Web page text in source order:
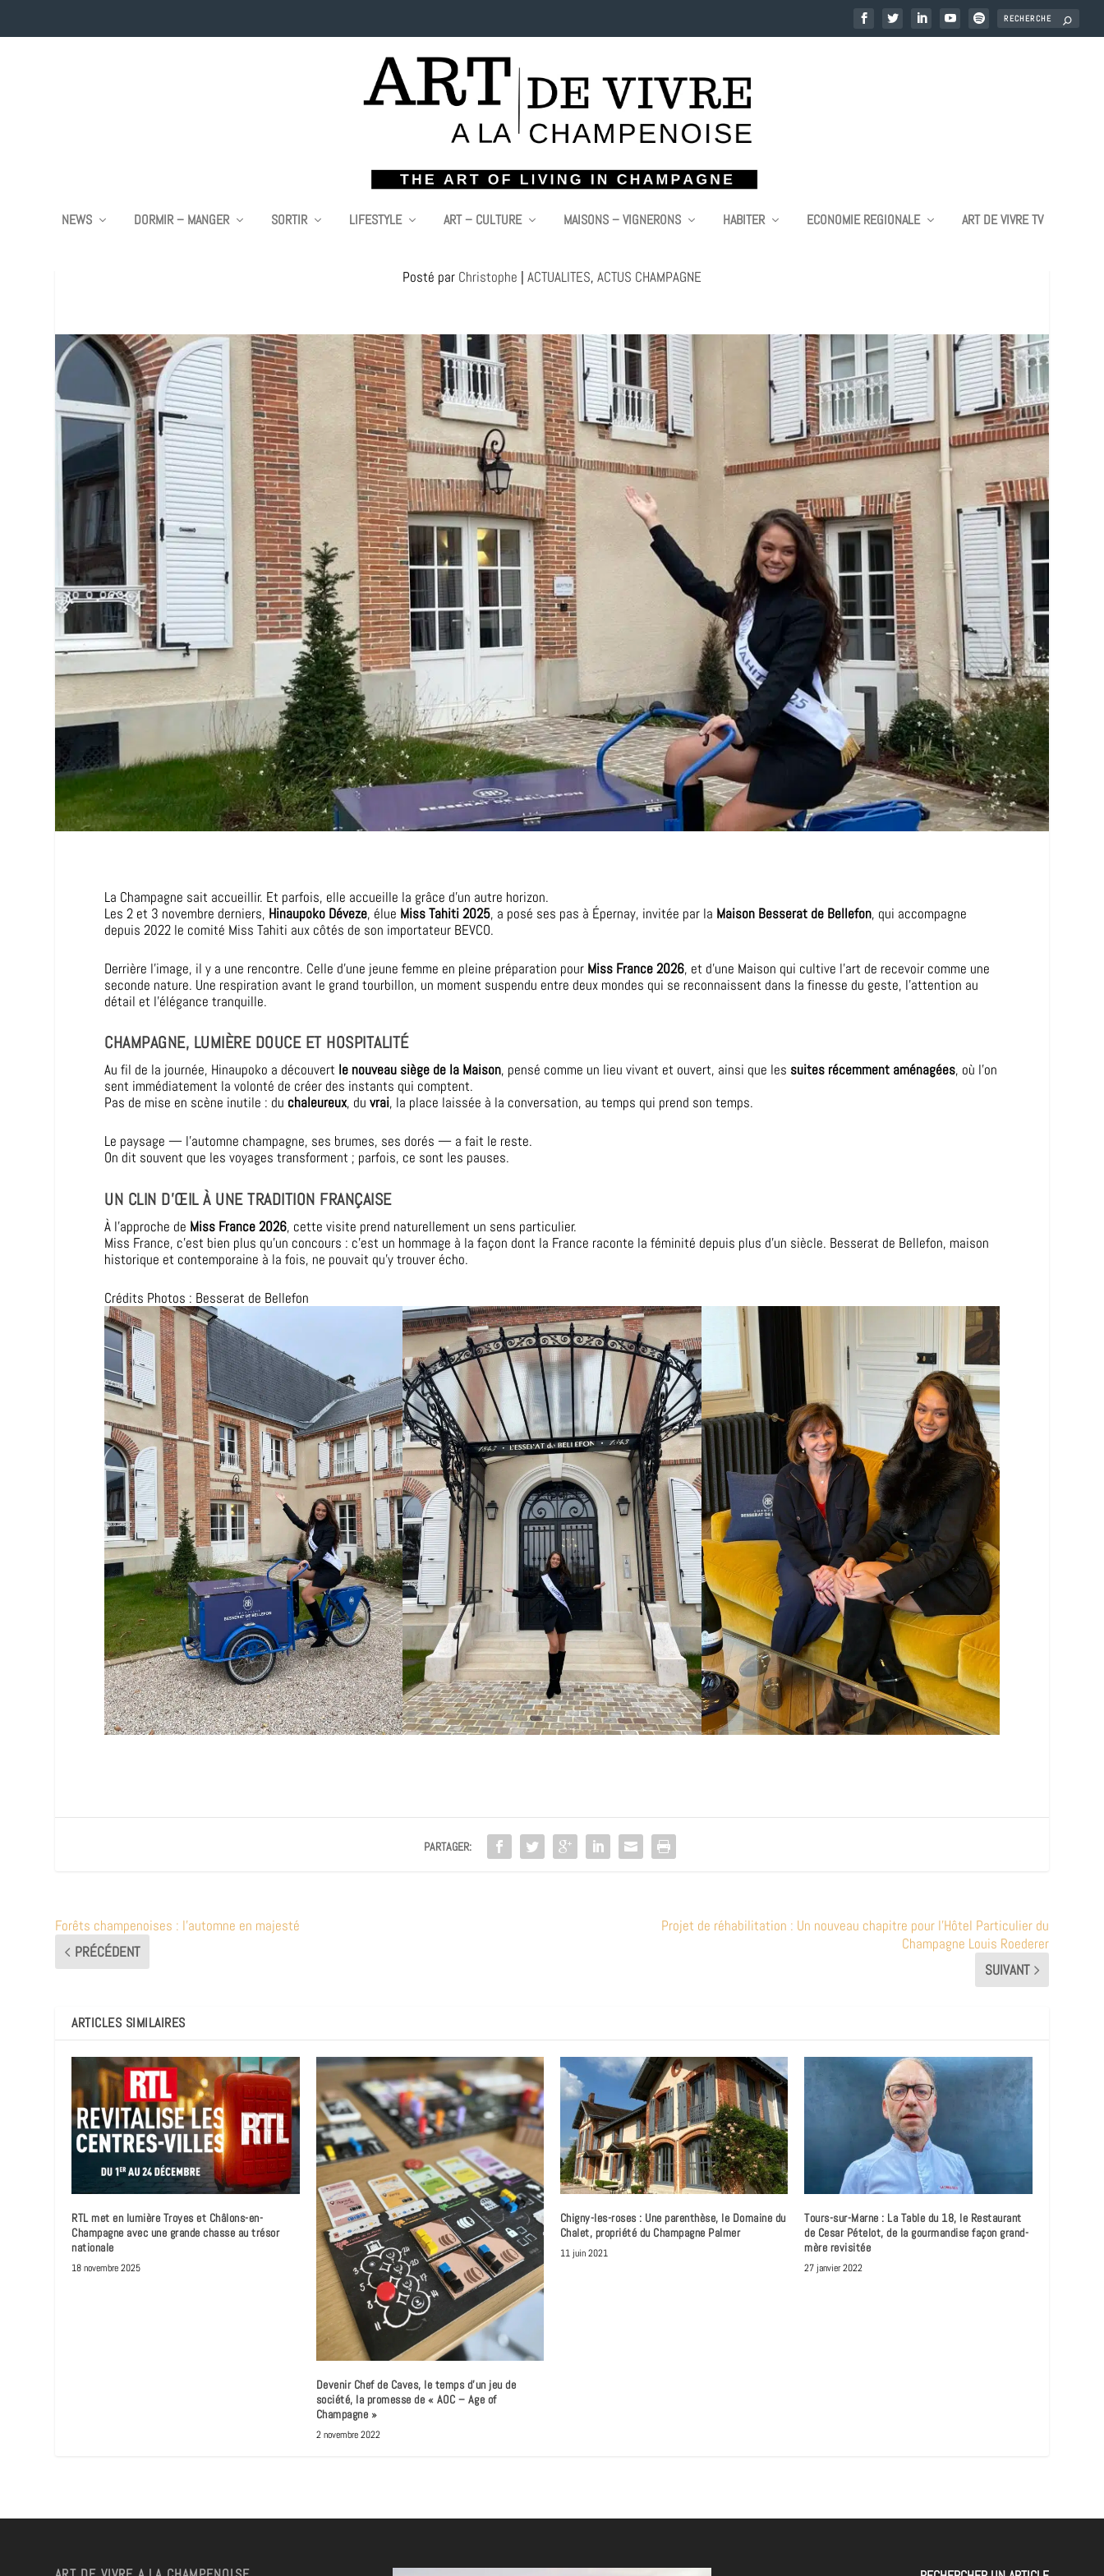
NEWS DORMIR – MANGER SORTIR LIFESTYLE ART – CULTURE MAISONS – VIGNERONS HABITER ECONOMIE REGIONALE ART DE VIVRE TV
Posté par Christophe | ACTUALITES, ACTUS CHAMPAGNE
La Champagne sait accueillir. Et parfois, elle accueille la grâce d’un autre horizon.
Les 2 et 3 novembre derniers, Hinaupoko Déveze, élue Miss Tahiti 2025, a posé ses pas à Épernay, invitée par la Maison Besserat de Bellefon, qui accompagne
depuis 2022 le comité Miss Tahiti aux côtés de son importateur BEVCO.
Derrière l’image, il y a une rencontre. Celle d’une jeune femme en pleine préparation pour Miss France 2026, et d’une Maison qui cultive l’art de recevoir comme une
seconde nature. Une respiration avant le grand tourbillon, un moment suspendu entre deux mondes qui se reconnaissent dans la finesse du geste, l’attention au
détail et l’élégance tranquille.
CHAMPAGNE, LUMIÈRE DOUCE ET HOSPITALITÉ
Au fil de la journée, Hinaupoko a découvert le nouveau siège de la Maison, pensé comme un lieu vivant et ouvert, ainsi que les suites récemment aménagées, où l’on
sent immédiatement la volonté de créer des instants qui comptent.
Pas de mise en scène inutile : du chaleureux, duvrai, la place laissée à la conversation, au temps qui prend son temps.
Le paysage — l’automne champagne, ses brumes, ses dorés — a fait le reste.
On dit souvent que les voyages transforment ; parfois, ce sont les pauses.
UN CLIN D’ŒIL À UNE TRADITION FRANÇAISE
À l’approche de Miss France 2026, cette visite prend naturellement un sens particulier.
Miss France, c’est bien plus qu’un concours : c’est un hommage à la façon dont la France raconte la féminité depuis plus d’un siècle. Besserat de Bellefon, maison
historique et contemporaine à la fois, ne pouvait qu’y trouver écho.
Crédits Photos : Besserat de Bellefon
PARTAGER:
Forêts champenoises : l’automne en majesté
PRÉCÉDENT
Projet de réhabilitation : Un nouveau chapitre pour l’Hôtel Particulier du
Champagne Louis Roederer
SUIVANT
ARTICLES SIMILAIRES
RTL met en lumière Troyes et Châlons-en-
Champagne avec une grande chasse au trésor
nationale
18 novembre 2025
Devenir Chef de Caves, le temps d’un jeu de
société, la promesse de « AOC – Age of
Champagne »
2 novembre 2022
Chigny-les-roses : Une parenthèse, le Domaine du
Chalet, propriété du Champagne Palmer
11 juin 2021
Tours-sur-Marne : La Table du 18, le Restaurant
de Cesar Pételot, de la gourmandise façon grand-
mère revisitée
27 janvier 2022